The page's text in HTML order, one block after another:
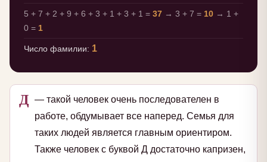
5 + 7 + 2 + 9 + 6 + 3 + 1 + 3 + 1 = 37 → 3 + 7 = 10 → 1 +
0 = 1
Число фамилии: 1
Д — такой человек очень последователен в
работе, обдумывает все наперед. Семья для
таких людей является главным ориентиром.
Также человек с буквой Д достаточно капризен,